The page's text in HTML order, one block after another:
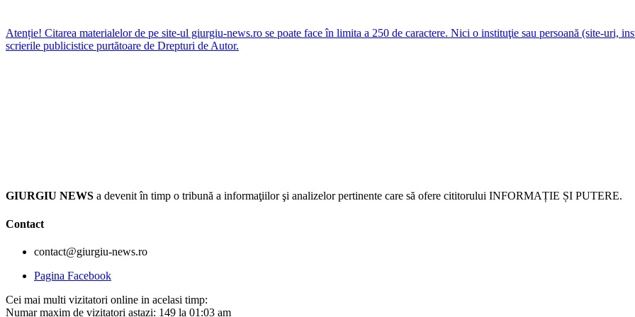
Atenție! Citarea materialelor de pe site-ul giurgiu-news.ro se poate face în limita a 250 de caractere. Nici o instituţie sau persoană (site-uri,
scrierile publicistice purtătoare de Drepturi de Autor.
GIURGIU NEWS a devenit în timp o tribună a informaţiilor şi analizelor pertinente care să ofere cititorului INFORMAȚIE ȘI PUTERE.
Contact
contact@giurgiu-news.ro
Pagina Facebook
Cei mai multi vizitatori online in acelasi timp:
Numar maxim de vizitatori astazi: 149 la 01:03 am